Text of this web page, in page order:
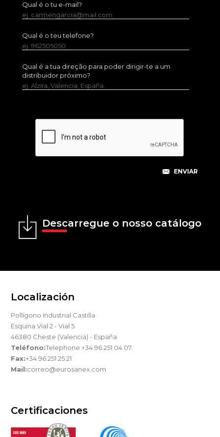
Qual é o tu e-mail?
ej. carmengarcia@mail.com
Qual é o teu telefone?
ej. 962505050
Qual é a tua direção para poder dirigir-te a um
distribuidor próximo?
ej. Alzira, Valencia, España.
Descarregue o nosso catálogo
Localización
Pollígono Industrial Castilla
Esquina Vial 2 - Vial 5
46380 Cheste (Valencia) - España
Teléfono:Telephone +34 96 251 04 07.
Fax:+34 96 251 25 21
Mail:correo@eurosanex.com
Certificaciones